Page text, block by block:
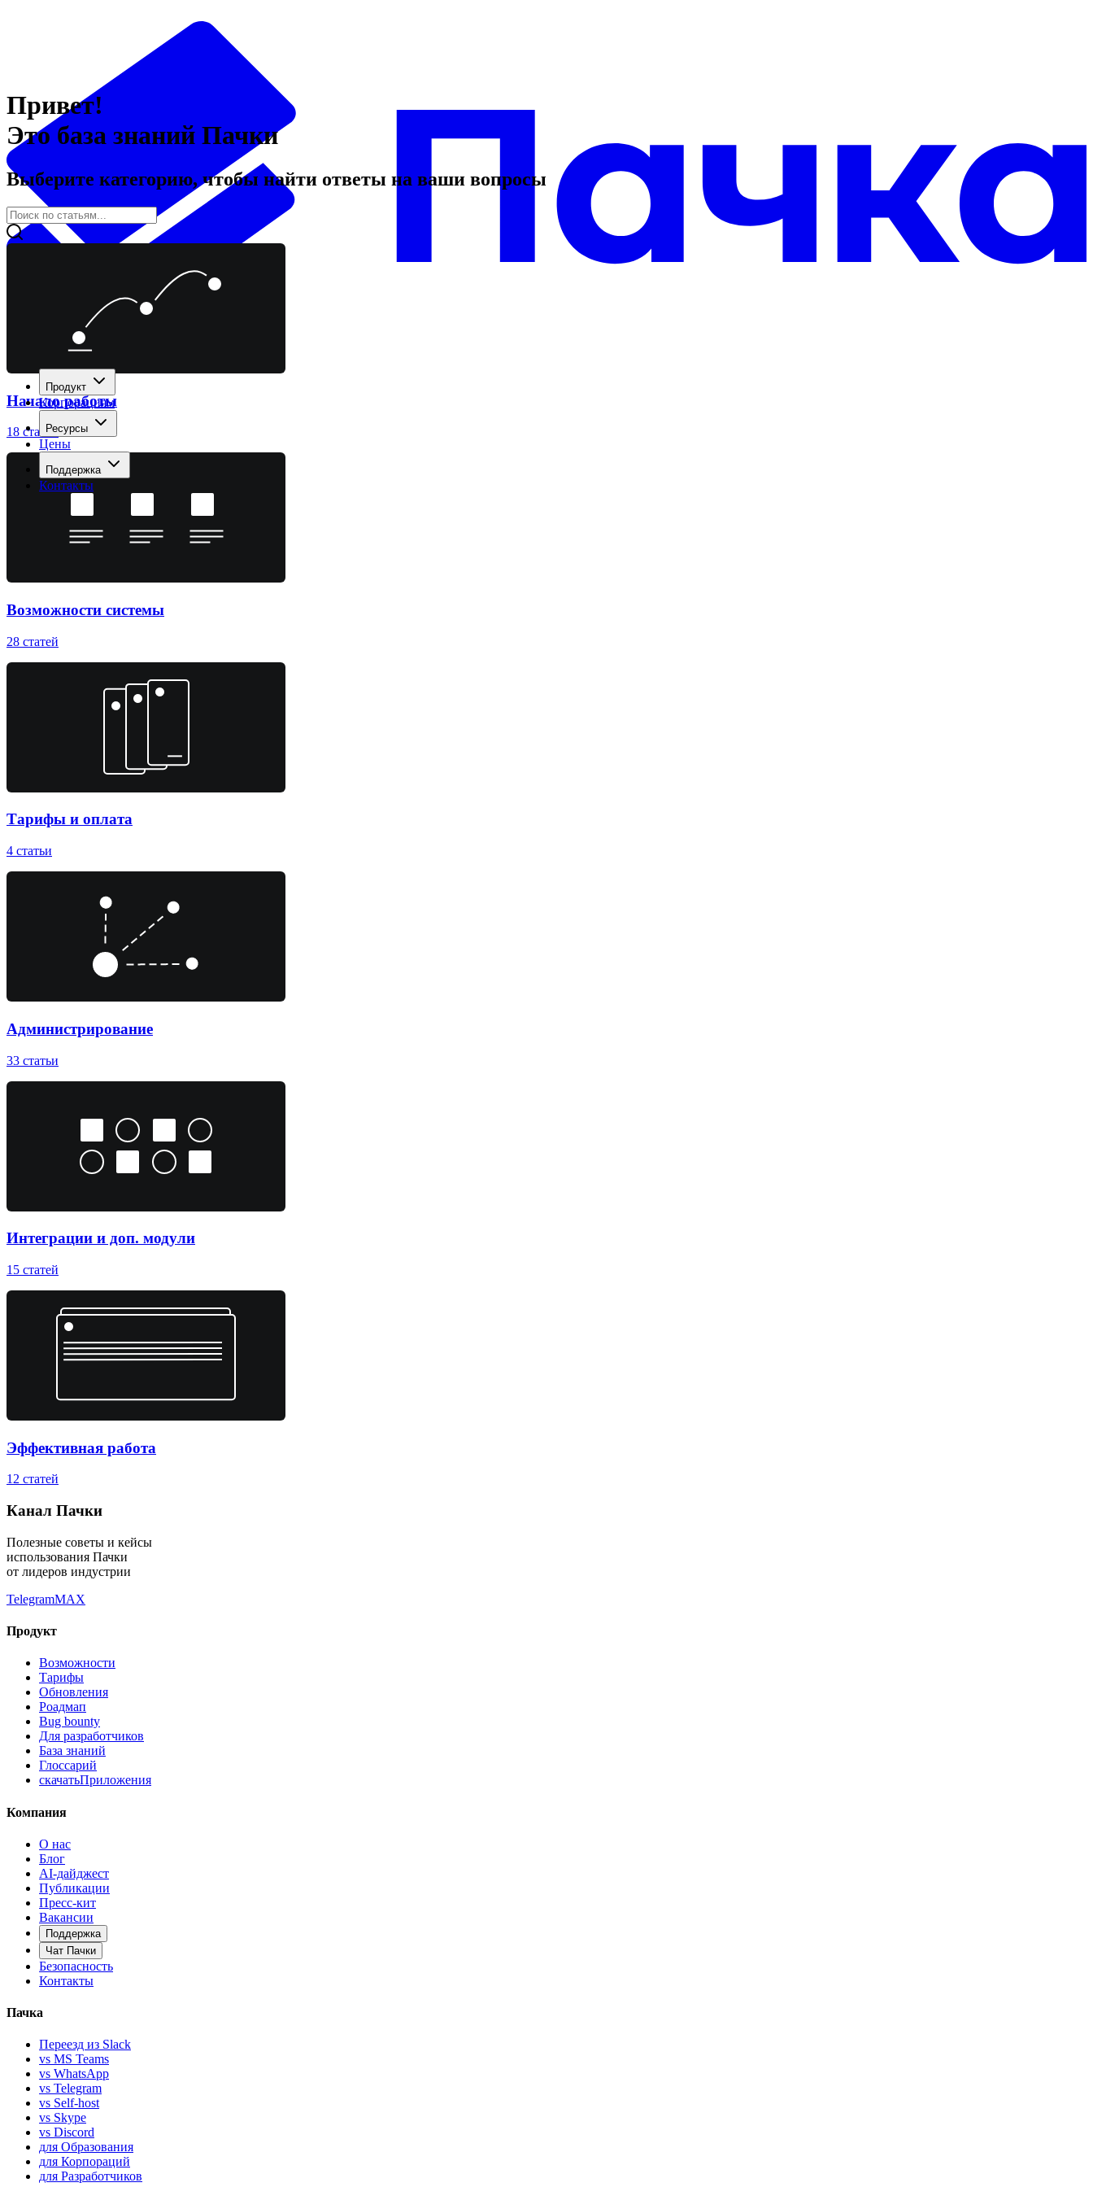
Продукт
Корпорациям
Ресурсы
Цены
Поддержка
Контакты
Привет!
Это база знаний Пачки
Выберите категорию, чтобы найти ответы на ваши вопросы
Начало работы
18 статей
Возможности системы
28 статей
Тарифы и оплата
4 статьи
Администрирование
33 статьи
Интеграции и доп. модули
15 статей
Эффективная работа
12 статей
Канал Пачки
Полезные советы и кейсы
использования Пачки
от лидеров индустрии
TelegramMAX
Продукт
Возможности
Тарифы
Обновления
Роадмап
Bug bounty
Для разработчиков
База знаний
Глоссарий
скачатьПриложения
Компания
О нас
Блог
AI-дайджест
Публикации
Пресс-кит
Вакансии
Поддержка
Чат Пачки
Безопасность
Контакты
Пачка
Переезд из Slack
vs MS Teams
vs WhatsApp
vs Telegram
vs Self-host
vs Skype
vs Discord
для Образования
для Корпораций
для Разработчиков